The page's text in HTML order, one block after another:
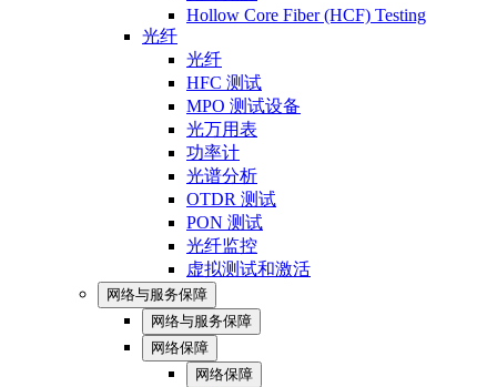
Hollow Core Fiber (HCF) Testing
光纤
光纤
HFC 测试
MPO 测试设备
光万用表
功率计
光谱分析
OTDR 测试
PON 测试
光纤监控
虚拟测试和激活
网络与服务保障
网络与服务保障
网络保障
网络保障